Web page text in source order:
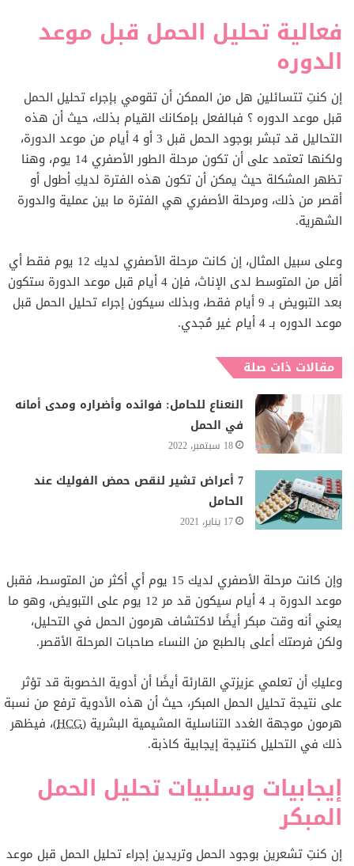
فعالية تحليل الحمل قبل موعد
الدوره
إن كنتِ تتسائلين هل من الممكن أن تقومي بإجراء تحليل الحمل
قبل موعد الدوره ؟ فبالفعل بإمكانك القيام بذلك، حيث أن هذه
التحاليل قد تبشر بوجود الحمل قبل 3 أو 4 أيام من موعد الدورة،
ولكنها تعتمد على أن تكون مرحلة الطور الأصفري 14 يوم، وهنا
تظهر المشكلة حيث يمكن أن تكون هذه الفترة لديكِ أطول أو
أقصر من ذلك، ومرحلة الأصفري هي الفترة ما بين عملية والدورة
الشهرية.
وعلى سبيل المثال، إن كانت مرحلة الأصفري لديك 12 يوم فقط أي
أقل من المتوسط لدى الإناث، فإن 4 أيام قبل موعد الدورة ستكون
بعد التبويض بـ 9 أيام فقط، وبذلك سيكون إجراء تحليل الحمل قبل
موعد الدوره بـ 4 أيام غير مُجدي.
مقالات ذات صلة
النعناع للحامل: فوائده وأضراره ومدى أمانه
في الحمل
18 سبتمبر، 2022
7 أعراض تشير لنقص حمض الفوليك عند
الحامل
17 يناير، 2021
وإن كانت مرحلة الأصفري لديك 15 يوم أي أكثر من المتوسط، فقبل
موعد الدورة بـ 4 أيام سيكون قد مر 12 يوم على التبويض، وهو ما
يعني أنه وقت مبكر أيضًا لاكتشاف هرمون الحمل في التحليل،
ولكن فرصتك أعلى بالطبع من النساء صاحبات المرحلة الأقصر.
وعليكِ أن تعلمي عزيزتي القارئة أيضًا أن أدوية الخصوبة قد تؤثر
على نتيجة تحليل الحمل المبكر، حيث أن هذه الأدوية ترفع من نسبة
هرمون موجهة الغدد التناسلية المشيمية البشرية (HCG)، فيظهر
ذلك في التحليل كنتيجة إيجابية كاذبة.
إيجابيات وسلبيات تحليل الحمل
المبكر
إن كنتِ تشعرين بوجود الحمل وتريدين إجراء تحليل الحمل قبل موعد